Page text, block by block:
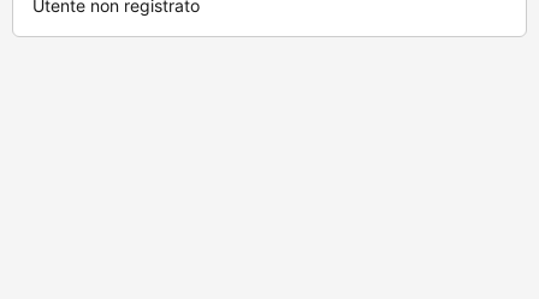
Utente non registrato